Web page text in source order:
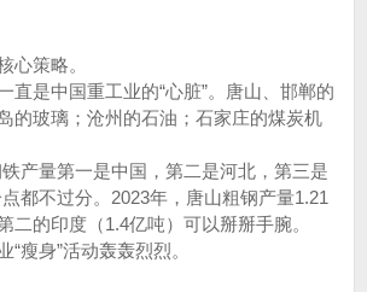
心策略。
直是中国重工业的“心脏”。唐山、邯郸的
的玻璃；沧州的石油；石家庄的煤炭机
产量第一是中国，第二是河北，第三是
都不过分。2023年，唐山粗钢产量1.21
二的印度（1.4亿吨）可以掰掰手腕。
瘦身”活动轰轰烈烈。